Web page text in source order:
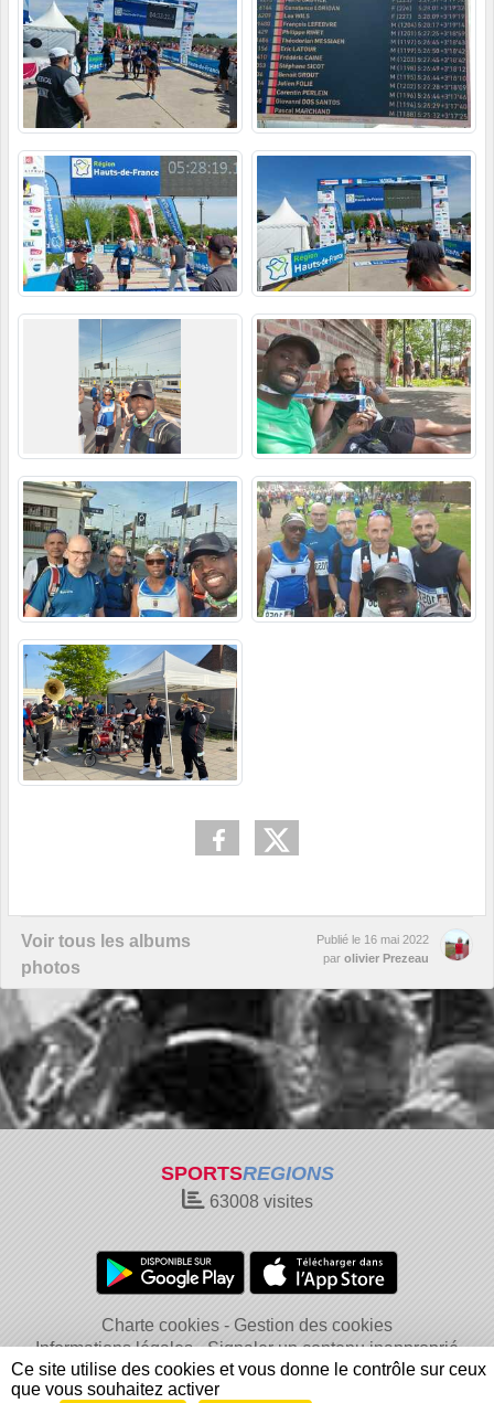
Voir tous les albums
photos
Publié le 16 mai 2022
par olivier Prezeau
SPORTSREGIONS
63008visites
Charte cookies
Gestion des cookies
Informations légales
Signaler un contenu inapproprié
Ce site utilise des cookies et vous donne le contrôle sur ceux
que vous souhaitez activer